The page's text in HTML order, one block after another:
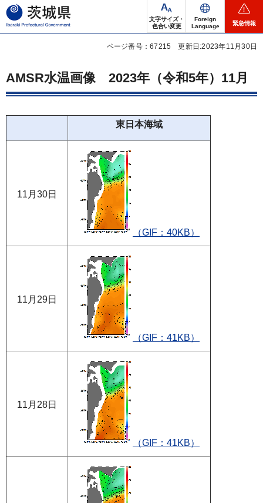
茨城県
文字サイズ・
色合い変更
Foreign
Language
緊急情報
ページ番号：67215 更新日:2023年11月30日
AMSR水温画像 2023年 （令和5年）11月
東日本海域
11月30日
（GIF：40KB）
11月29日
（GIF：41KB）
11月28日
（GIF：41KB）